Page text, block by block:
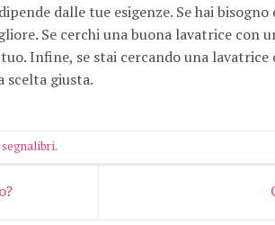
dalle tue esigenze. Se hai
Se cerchi una buona lavatrice con
Infine, se stai cercando una
scelta giusta.
segnalibri.